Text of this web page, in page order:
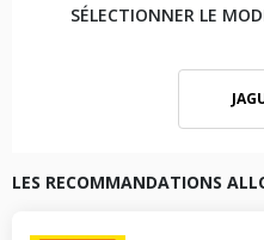
SÉLECTIONNER LE
LES RECOMMANDATIONS